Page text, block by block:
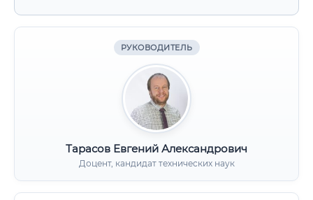
РУКОВОДИТЕЛЬ
Тарасов Евгений Александрович
Доцент, кандидат технических наук